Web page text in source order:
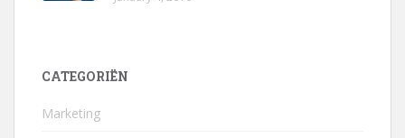
CATEGORIËN
Marketing